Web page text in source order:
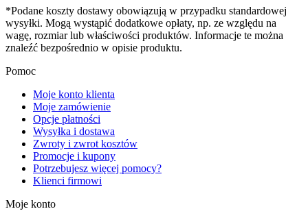
*Podane koszty dostawy obowiązują w przypadku standardowej
wysyłki. Mogą wystąpić dodatkowe opłaty, np. ze względu na
wagę, rozmiar lub właściwości produktów. Informacje te można
znaleźć bezpośrednio w opisie produktu.
Pomoc
Moje konto klienta
Moje zamówienie
Opcje płatności
Wysyłka i dostawa
Zwroty i zwrot kosztów
Promocje i kupony
Potrzebujesz więcej pomocy?
Klienci firmowi
Moje konto